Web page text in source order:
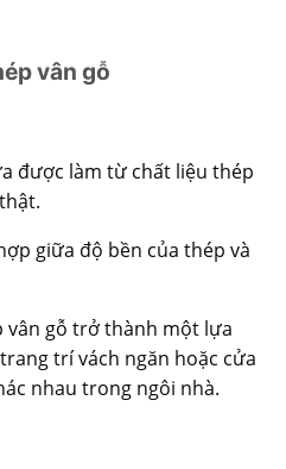
vân gỗ
được làm từ chất liệu thép
giữa độ bền của thép và
vân gỗ trở thành một lựa
trí vách ngăn hoặc cửa
nhau trong ngôi nhà.